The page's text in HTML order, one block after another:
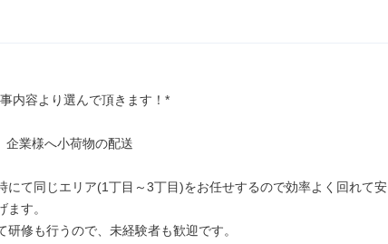
内容より選んで頂きます！*
企業様へ小荷物の配送
にて同じエリア(1丁目～3丁目)をお任せするので効率よく回れて安
ます。
研修も行うので、未経験者も歓迎です。